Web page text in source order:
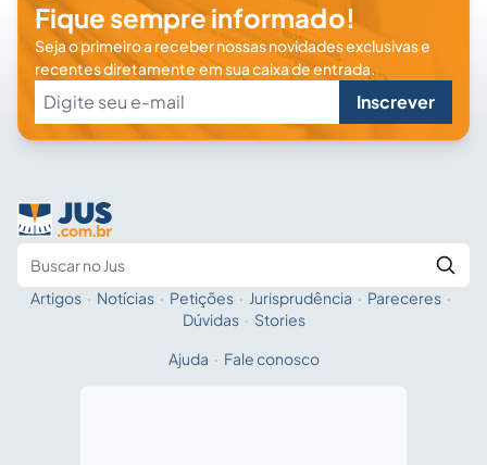
Fique sempre informado!
Seja o primeiro a receber nossas novidades exclusivas e
recentes diretamente em sua caixa de entrada.
Inscrever
Fale com a IA
Artigos · Notícias · Petições · Jurisprudência · Pareceres ·
Dúvidas · Stories
Ajuda · Fale conosco